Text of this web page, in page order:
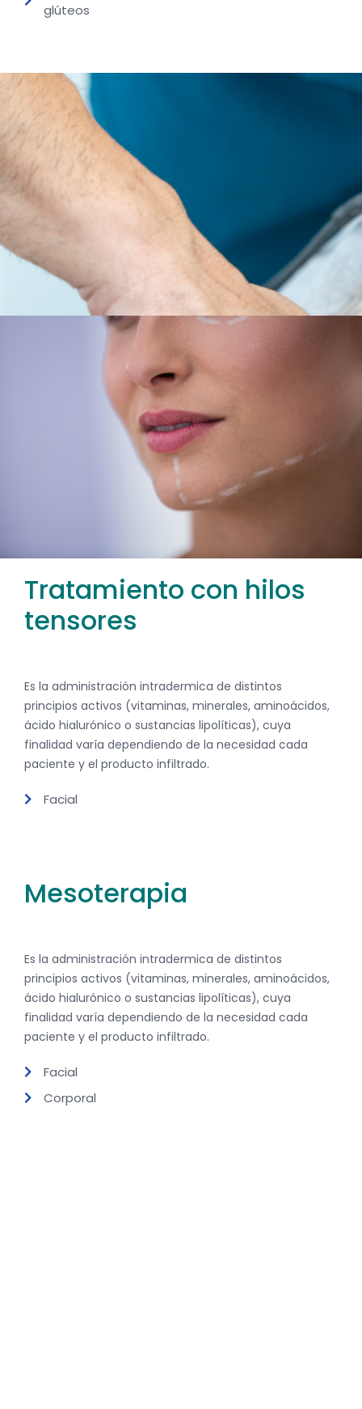
glúteos
Tratamiento con hilos
tensores
Es la administración intradermica de distintos
principios activos (vitaminas, minerales, aminoácidos,
ácido hialurónico o sustancias lipolíticas), cuya
finalidad varía dependiendo de la necesidad cada
paciente y el producto infiltrado.
Facial
Mesoterapia
Es la administración intradermica de distintos
principios activos (vitaminas, minerales, aminoácidos,
ácido hialurónico o sustancias lipolíticas), cuya
finalidad varía dependiendo de la necesidad cada
paciente y el producto infiltrado.
Facial
Corporal